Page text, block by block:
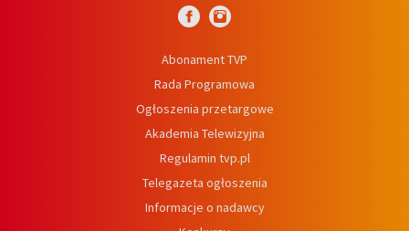
Abonament TVP
Rada Programowa
Ogłoszenia przetargowe
Akademia Telewizyjna
Regulamin tvp.pl
Telegazeta ogłoszenia
Informacje o nadawcy